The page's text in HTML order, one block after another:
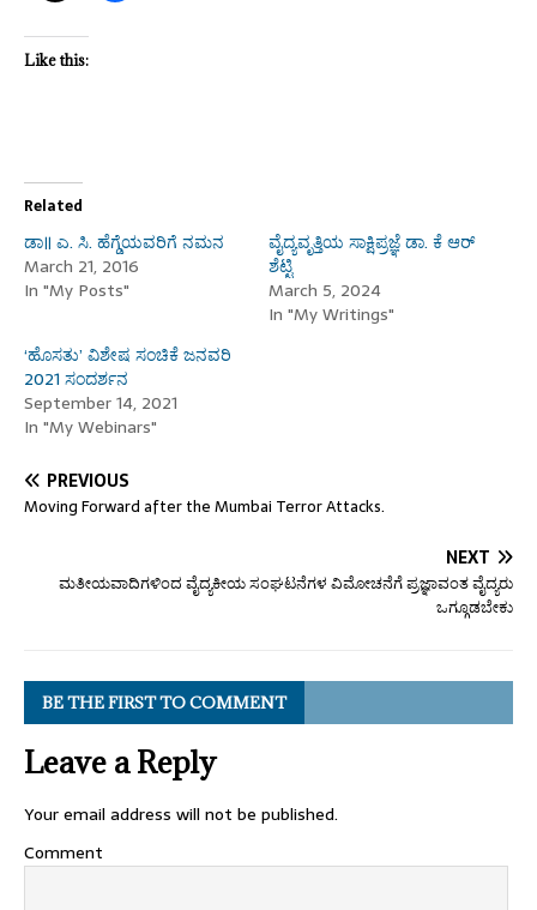
Like this:
Related
ಡಾ॥ ಎ. ಸಿ. ಹೆಗ್ಡೆಯವರಿಗೆ ನಮನ
March 21, 2016
In "My Posts"
ವೈದ್ಯವೃತ್ತಿಯ ಸಾಕ್ಷಿಪ್ರಜ್ಞೆ ಡಾ. ಕೆ ಆರ್
ಶೆಟ್ಟಿ
March 5, 2024
In "My Writings"
‘ಹೊಸತು’ ವಿಶೇಷ ಸಂಚಿಕೆ ಜನವರಿ
2021 ಸಂದರ್ಶನ
September 14, 2021
In "My Webinars"
PREVIOUS
Moving Forward after the Mumbai Terror Attacks.
NEXT
ಮತೀಯವಾದಿಗಳಿಂದ ವೈದ್ಯಕೀಯ ಸಂಘಟನೆಗಳ ವಿಮೋಚನೆಗೆ ಪ್ರಜ್ಞಾವಂತ ವೈದ್ಯರು
ಒಗ್ಗೂಡಬೇಕು
BE THE FIRST TO COMMENT
Leave a Reply
Your email address will not be published.
Comment